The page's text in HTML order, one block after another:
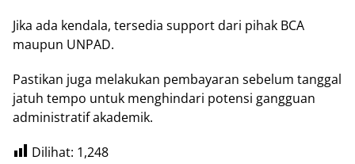
Jika ada kendala, tersedia support dari pihak BCA
maupun UNPAD.
Pastikan juga melakukan pembayaran sebelum tanggal
jatuh tempo untuk menghindari potensi gangguan
administratif akademik.
Dilihat: 1,248